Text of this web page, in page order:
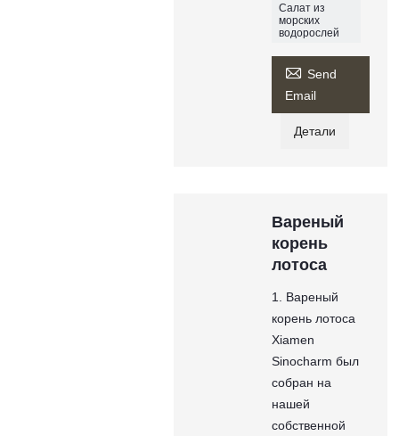
Салат из
морских
водорослей
 Send
Email
Детали
Вареный
корень
лотоса
1. Вареный
корень лотоса
Xiamen
Sinocharm был
собран на
нашей
собственной